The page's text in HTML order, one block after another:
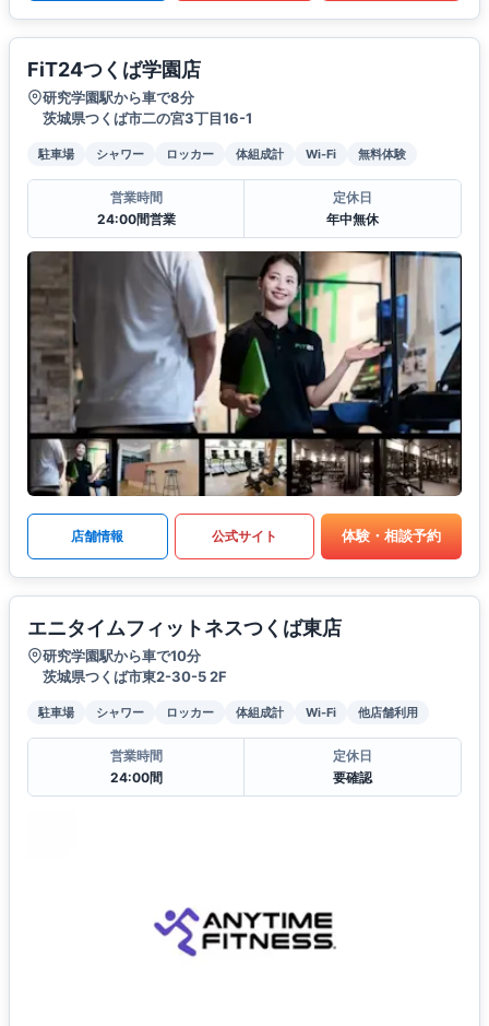
FiT24つくば学園店
研究学園駅から車で8分
茨城県つくば市二の宮3丁目16-1
駐車場 シャワー ロッカー 体組成計 Wi-Fi 無料体験
営業時間
24:00間営業
定休日
年中無休
店舗情報 公式サイト 体験・相談予約
エニタイムフィットネスつくば東店
研究学園駅から車で10分
茨城県つくば市東2-30-5 2F
駐車場 シャワー ロッカー 体組成計 Wi-Fi 他店舗利用
営業時間
24:00間
定休日
要確認